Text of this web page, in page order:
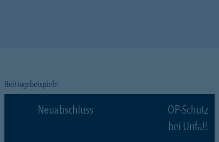
Beitragsbeispiele
Neuabschluss
OP-Schutz
bei Unfall